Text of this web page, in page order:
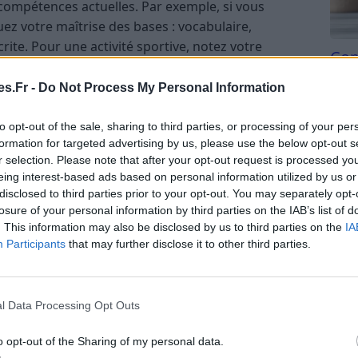
- Do Not Process My Personal Information
opt-out of the sale, sharing to third parties, or processing of your
for targeted advertising by us, please use the below opt-out
selection. Please note that after your opt-out request is processed
interest-based ads based on personal information utilized by us
to third parties prior to your opt-out. You may separately
of your personal information by third parties on the IAB’s list of
This information may also be disclosed by us to third parties on the
Participants that may further disclose it to other third parties.
Data Processing Opt Outs
opt-out of the Sharing of my personal data.
actuelles. Par exemple, si vous
votre maîtrise des bases : vocabulaire,
Pour une activité sportive, notez votre
Si vous envisagez une formation
préalables et vos compétences pratiques.
standards
d’évaluation pour déterminer votre niveau.
TOEFL)
Cooper, test de VO2 max)
ou professionnelles en ligne
estimation fiable de votre niveau et de vous
Tri
du